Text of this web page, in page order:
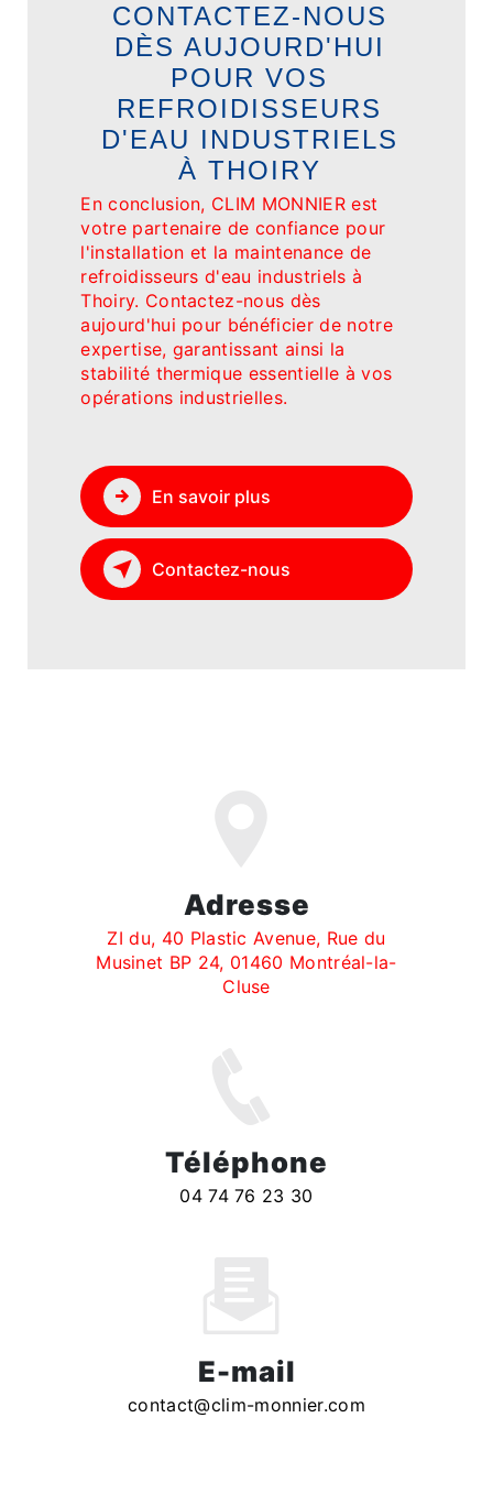
CONTACTEZ-NOUS
DÈS AUJOURD'HUI
POUR VOS
REFROIDISSEURS
D'EAU INDUSTRIELS
À THOIRY
En conclusion, CLIM MONNIER est
votre partenaire de confiance pour
l'installation et la maintenance de
refroidisseurs d'eau industriels à
Thoiry. Contactez-nous dès
aujourd'hui pour bénéficier de notre
expertise, garantissant ainsi la
stabilité thermique essentielle à vos
opérations industrielles.
En savoir plus
Contactez-nous
Adresse
ZI du, 40 Plastic Avenue, Rue du
Musinet BP 24, 01460 Montréal-la-
Cluse
Téléphone
04 74 76 23 30
E-mail
contact@clim-monnier.com